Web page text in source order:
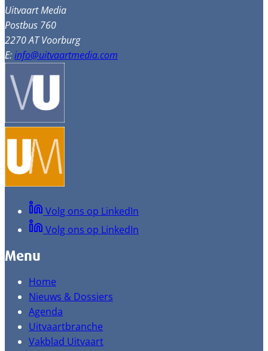
Uitvaart Media
Postbus 760
2270 AT Voorburg
E:info@uitvaartmedia.com
Volg ons op LinkedIn
Volg ons op LinkedIn
Menu
Home
Nieuws & Dossiers
Agenda
Uitvaartbranche
Vakblad Uitvaart